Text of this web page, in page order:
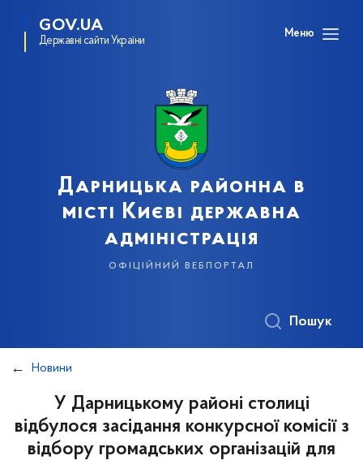
GOV.UA
Державні сайти України
Меню
Дарницька районна в
місті Києві державна
адміністрація
офіційний вебпортал
Пошук
Новини
У Дарницькому районі столиці
відбулося засідання конкурсної комісії з
відбору громадських організацій для